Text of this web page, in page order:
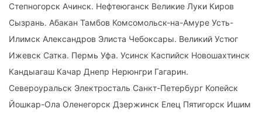
Степногорск Ачинск. Нефтеюганск Великие Луки Киров
Сызрань. Абакан Тамбов Комсомольск-на-Амуре Усть-
Илимск Александров Элиста Чебоксары. Великий Устюг
Ижевск Сатка. Пермь Уфа. Усинск Каспийск Новошахтинск
Кандыагаш Качар Днепр Нерюнгри Гагарин.
Североуральск Электросталь Санкт-Петербург Копейск
Йошкар-Ола Оленегорск Дзержинск Елец Пятигорск Ишим